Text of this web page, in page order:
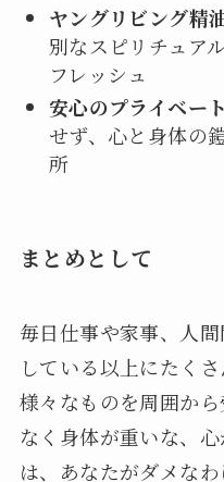
ヤングリビング精
別なスピリチュア
フレッシュ
安心のプライベー
せず、心と身体の
所
まとめとして
毎日仕事や家事、人
している以上にたく
様々なものを周囲か
なく身体が重いな、
は、あなたがダメな